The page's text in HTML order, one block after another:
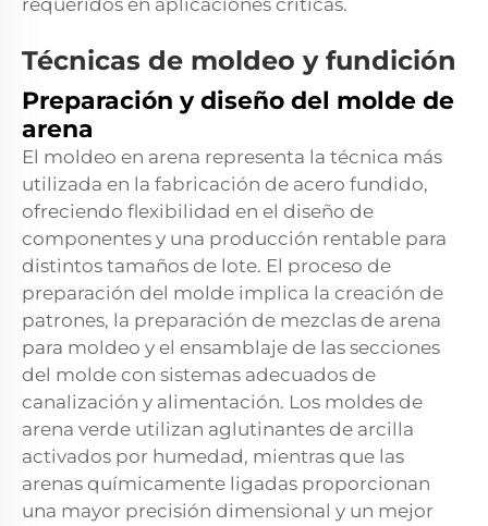
requeridos en aplicaciones críticas.
Técnicas de moldeo y fundición
Preparación y diseño del molde de
arena
El moldeo en arena representa la técnica más
utilizada en la fabricación de acero fundido,
ofreciendo flexibilidad en el diseño de
componentes y una producción rentable para
distintos tamaños de lote. El proceso de
preparación del molde implica la creación de
patrones, la preparación de mezclas de arena
para moldeo y el ensamblaje de las secciones
del molde con sistemas adecuados de
canalización y alimentación. Los moldes de
arena verde utilizan aglutinantes de arcilla
activados por humedad, mientras que las
arenas químicamente ligadas proporcionan
una mayor precisión dimensional y un mejor